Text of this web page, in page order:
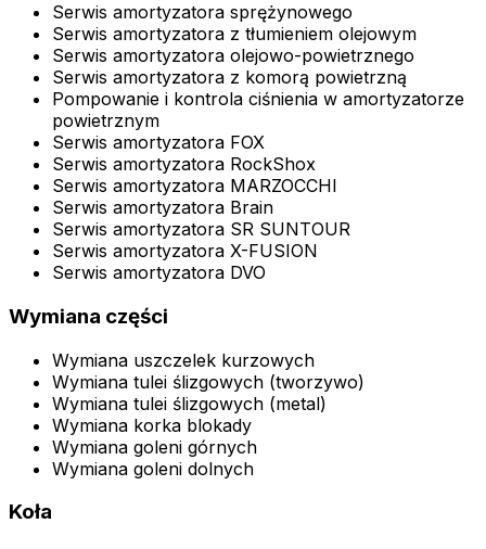
Serwis amortyzatora sprężynowego
Serwis amortyzatora z tłumieniem olejowym
Serwis amortyzatora olejowo-powietrznego
Serwis amortyzatora z komorą powietrzną
Pompowanie i kontrola ciśnienia w amortyzatorze
powietrznym
Serwis amortyzatora FOX
Serwis amortyzatora RockShox
Serwis amortyzatora MARZOCCHI
Serwis amortyzatora Brain
Serwis amortyzatora SR SUNTOUR
Serwis amortyzatora X-FUSION
Serwis amortyzatora DVO
Wymiana części
Wymiana uszczelek kurzowych
Wymiana tulei ślizgowych (tworzywo)
Wymiana tulei ślizgowych (metal)
Wymiana korka blokady
Wymiana goleni górnych
Wymiana goleni dolnych
Koła